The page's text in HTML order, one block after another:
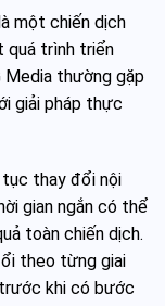
một chiến dịch
quá trình triển
Media thường gặp
giải pháp thực
thay đổi nội
gian ngắn có thể
toàn chiến dịch.
theo từng giai
khi có bước